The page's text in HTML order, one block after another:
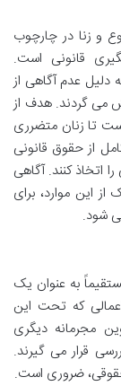
و زنا در چارچوب
قانونی است.
دلیل عدم آگاهی از
می گردند. هدف از
تا زنان متضرری
از حقوق قانونی
اتخاذ کنند. آگاهی
این موارد، برای
شود.
به عنوان یک
که تحت این
مجرمانه دیگری
قرار می گیرند.
ضروری است.